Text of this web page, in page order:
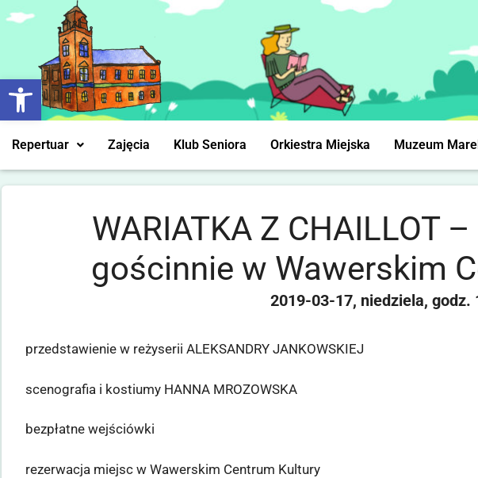
Otwórz pasek narzędzi
Repertuar Zajęcia Klub Seniora Orkiestra Miejska Muzeum
WARIATKA Z CHAILLOT
gościnnie w Wawerskim
2019-03-17 niedziela
przedstawienie w reżyserii ALEKSANDRY JANKOWSKIEJ
scenografia i kostiumy HANNA MROZOWSKA
bezpłatne wejściówki
rezerwacja miejsc w Wawerskim Centrum Kultury